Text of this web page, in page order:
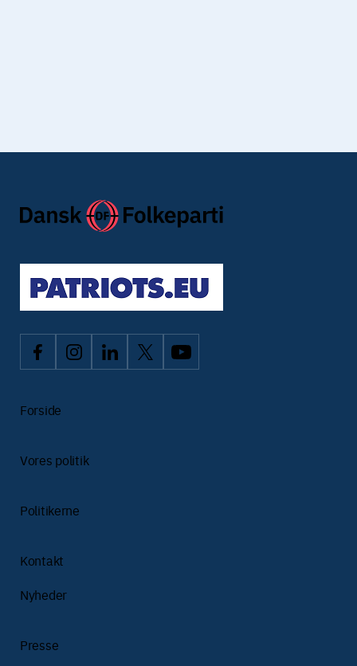
Forside
Vores politik
Politikerne
Kontakt
Nyheder
Presse